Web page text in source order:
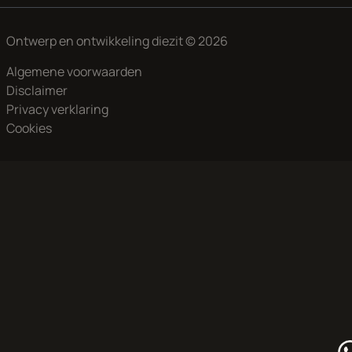
Ontwerp en ontwikkelingdiezit© 2026
Algemene voorwaarden
Disclaimer
Privacy verklaring
Cookies